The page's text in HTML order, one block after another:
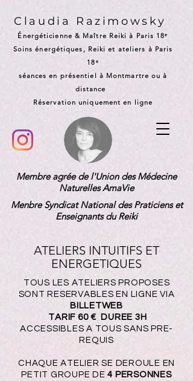
Claudia Razimowsky
Énergéticienne & Maître Reiki à Paris 18ᵉ
Soins énergétiques, Reiki et ateliers à Paris
18ᵉ
séances en présentiel à Montmartre ou à
distance
Réservation uniquement en ligne
Membre agrée de l'Union des Médecine
Naturelles AmaVie
Menbre Syndicat National des Praticiens et
Enseignants du Reiki
ATELIERS INTUITIFS ET
ENERGETIQUES
TOUS LES ATELIERS PROPOSES
SONT RESERVABLES EN LIGNE VIA
BILLETWEB
TARIF 60 € DUREE 3H
ACCESSIBLES A TOUS SANS PRE-
REQUIS
CHAQUE ATELIER SE DEROULE EN
PETIT GROUPE DE4 PERSONNES